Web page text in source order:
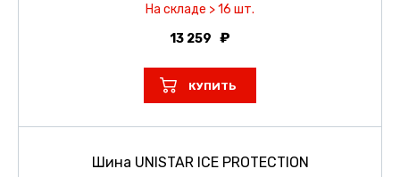
На складе > 16 шт.
13 259
КУПИТЬ
Шина UNISTAR ICE PROTECTION